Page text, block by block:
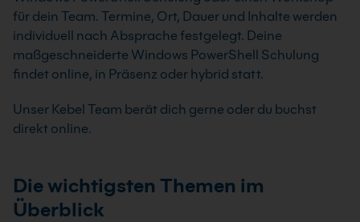
für dein Team. Termine, Ort, Dauer und Inhalte werden
individuell nach Absprache festgelegt. Deine
maßgeschneiderte Windows PowerShell Schulung
findet online, in Präsenz oder hybrid statt.
Unser Kebel Team berät dich gerne oder du buchst
direkt online.
Die wichtigsten Themen im
Überblick